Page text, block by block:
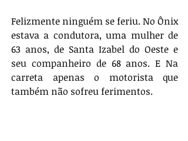
Felizmente ninguém se feriu. No Ônix
estava a condutora, uma mulher de
63 anos, de Santa Izabel do Oeste e
seu companheiro de 68 anos. E Na
carreta apenas o motorista que
também não sofreu ferimentos.